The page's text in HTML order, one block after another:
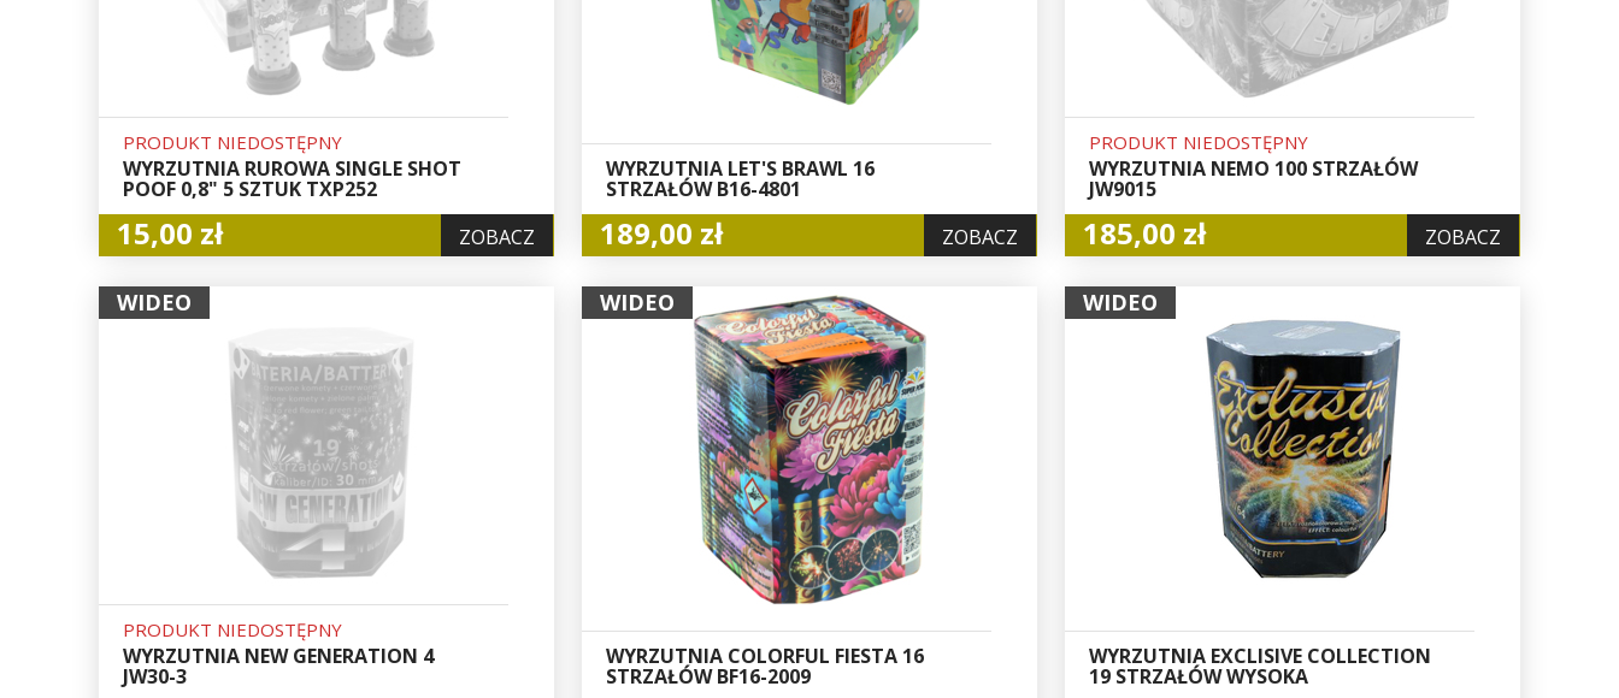
PRODUKT NIEDOSTĘPNY
WYRZUTNIA RUROWA SINGLE SHOT
POOF 0,8" 5 SZTUK TXP252
15,00 zł ZOBACZ
WYRZUTNIA LET'S BRAWL 16
STRZAŁÓW B16-4801
189,00 zł ZOBACZ
PRODUKT NIEDOSTĘPNY
WYRZUTNIA NEMO 100 STRZAŁÓW
JW9015
185,00 zł ZOBACZ
WIDEO
PRODUKT NIEDOSTĘPNY
WYRZUTNIA NEW GENERATION 4
JW30-3
WIDEO
WYRZUTNIA COLORFUL FIESTA 16
STRZAŁÓW BF16-2009
WIDEO
WYRZUTNIA EXCLISIVE COLLECTION
19 STRZAŁÓW WYSOKA